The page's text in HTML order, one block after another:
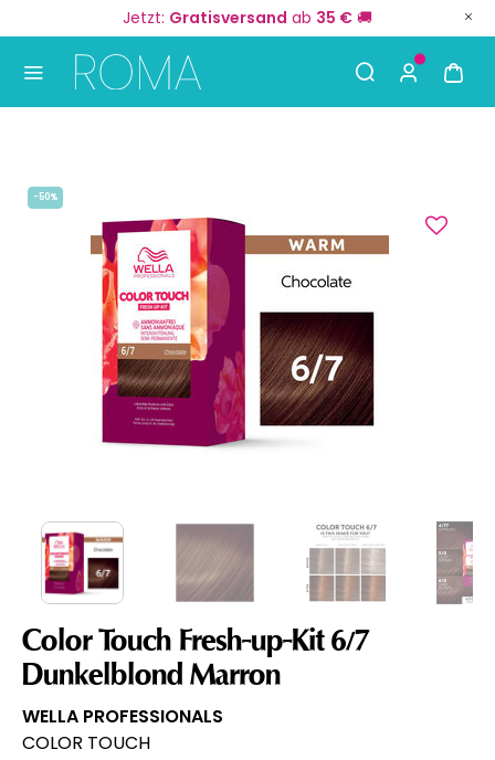
Jetzt: Gratisversand ab 35 € 🚚
-50%
Color Touch Fresh-up-Kit 6/7
Dunkelblond Marron
WELLA PROFESSIONALS
COLOR TOUCH